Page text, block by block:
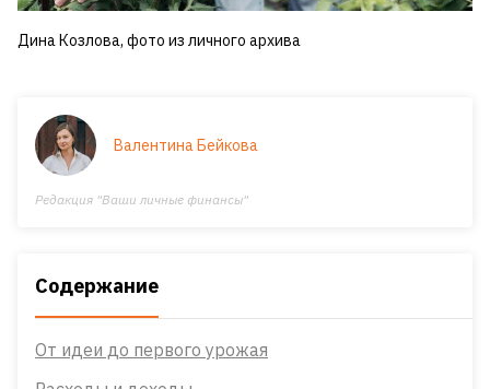
Дина Козлова, фото из личного архива
Валентина Бейкова
Редакция "Ваши личные финансы"
Содержание
От идеи до первого урожая